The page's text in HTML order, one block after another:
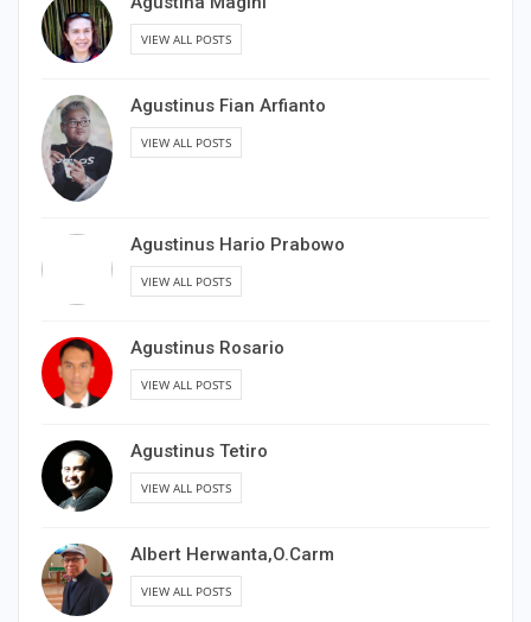
VIEW ALL POSTS
Agustinus Fian Arfianto
VIEW ALL POSTS
Agustinus Hario Prabowo
VIEW ALL POSTS
Agustinus Rosario
VIEW ALL POSTS
Agustinus Tetiro
VIEW ALL POSTS
Albert Herwanta,O.Carm
VIEW ALL POSTS